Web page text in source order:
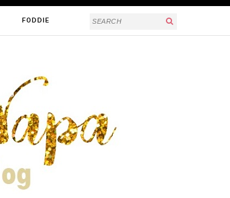
FODDIE